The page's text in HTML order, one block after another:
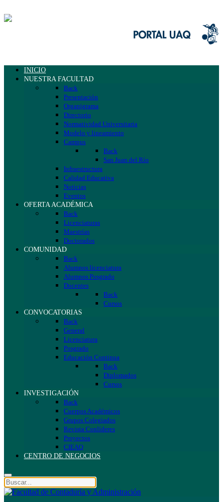
INICIO
NUESTRA FACULTAD
Back
Presentación
Organigrama
Directorio
Normatividad Universitaria
Modelo y lineamiento
Campus
Back
San Juan del Río
Infraestructura
Calidad Educativa
Noticias
Eventos
OFERTA ACADÉMICA
Back
Licenciaturas
Maestrías
Doctorados
COMUNIDAD
Back
Alumnos licenciatura
Alumnos Posgrado
Docentes
Back
Cursos
CONVOCATORIAS
Back
General
Licenciatura
Posgrado
Educación Continua
Back
Diplomados
Cursos
INVESTIGACIÓN
Back
Cuerpos Académicos
Grupos Colegiados
Revista Conlíderes
Proyectos
CIEAQ
CENTRO DE NEGOCIOS